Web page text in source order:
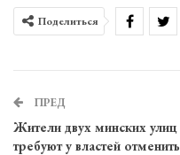
Поделиться
ПРЕД
Жители двух минских улиц
требуют у властей отменить